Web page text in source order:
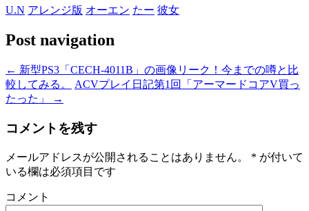
U.N アレンジ版 オーエン たー 彼女
Post navigation
← 新型PS3「CECH-4011B」の画像リーク！今までの噂と比
較してみる。
ACVプレイ日記第1回「アーマードコアV買っ
たった」
→
コメントを残す
メールアドレスが公開されることはありません。 * が付いて
いる欄は必須項目です
コメント